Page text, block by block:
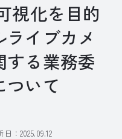
視化を目的
イブカメ
する業務委
ついて
日： 2025.09.12